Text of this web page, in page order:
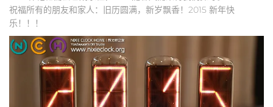
祝福所有的朋友和家人：旧历圆满，新岁飘香！2015 新年快
乐！！！